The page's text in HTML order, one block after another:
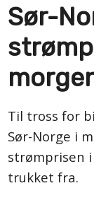
Sør-
Til tross for
Sør-Norge i
strømprisen
trukket fra.